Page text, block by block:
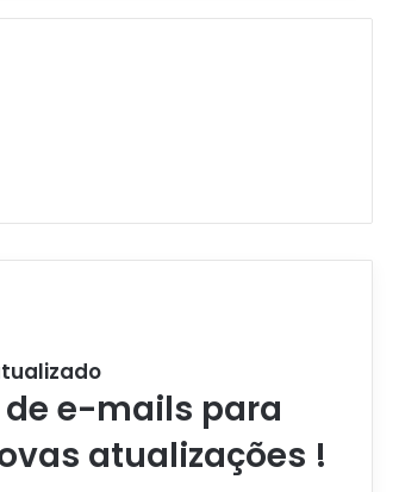
e-mails para
atualizações !